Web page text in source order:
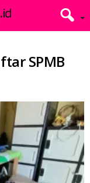
SPMB